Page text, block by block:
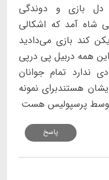
دل بازی و دوندگی
شاه آمد که اشکالی
کند بازی می‌دادید
همه دربیل پی درپی
ندارد تمام جوانان
هستندبرای نمونه
وسط پرسپولیس هست
پاسخ